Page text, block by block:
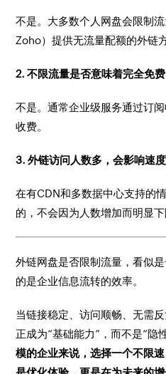
不是。大多数个人网盘会限制
Zoho）提供无流量配额的外链方
2. 不限流量是否意味着完全免费
不是。通常企业级服务通过订
收费。
3. 外链访问人数多，会影响速
在有CDN和多数据中心支持的
的，不会因为人数增加而明显下
外链网盘是否限制流量，看似
的是企业信息流转的效率。
当链接稳定、访问顺畅、无需
正成为“基础能力”，而不是“隐
模的企业来说，选择一个不限